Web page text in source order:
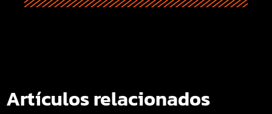
Artículos relacionados